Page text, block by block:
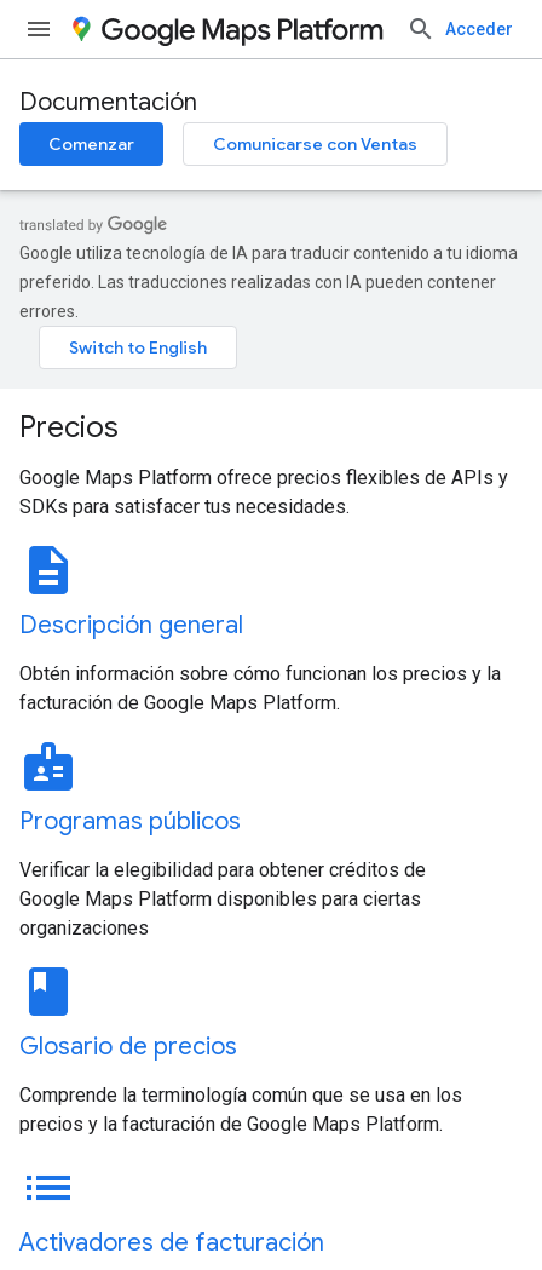
Acceder
Documentación
Comenzar Comunicarse con Ventas
Google utiliza tecnología de IA para traducir contenido a tu idioma
preferido. Las traducciones realizadas con IA pueden contener
errores.
Precios
Google Maps Platform ofrece precios flexibles de APIs y
SDKs para satisfacer tus necesidades.
description
Descripción general
Obtén información sobre cómo funcionan los precios y la
facturación de Google Maps Platform.
badge
Programas públicos
Verificar la elegibilidad para obtener créditos de
Google Maps Platform disponibles para ciertas
organizaciones
book
Glosario de precios
Comprende la terminología común que se usa en los
precios y la facturación de Google Maps Platform.
list
Activadores de facturación